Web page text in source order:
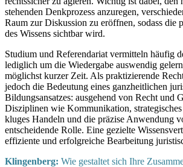
stehenden Denkprozess anzuregen,
Raum zur Diskussion zu eröffnen, sodass die
des Wissens sichtbar wird.
Studium und Referendariat vermitteln häufig
lediglich um die Wiedergabe auswendig
möglichst kurzer Zeit. Als praktizierende
jedoch die Bedeutung eines ganzheitlichen
Bildungsansatzes: ausgehend von Recht und
Disziplinen wie Kommunikation,
kluges Handeln und die präzise Anwendung
entscheidende Rolle. Eine gezielte
effiziente und erfolgreiche Bearbeitung
Klingenberg: Wie gestaltet sich Ihre